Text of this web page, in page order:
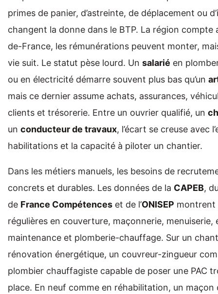
primes de panier, d’astreinte, de déplacement ou
changent la donne dans le BTP. La région compte
de-France, les rémunérations peuvent monter,
vie suit. Le statut pèse lourd. Un salarié en
ou en électricité démarre souvent plus bas qu’un
mais ce dernier assume achats, assurances,
clients et trésorerie. Entre un ouvrier qualifié, un
un conducteur de travaux, l’écart se creuse avec
habilitations et la capacité à piloter un chantier.
Dans les métiers manuels, les besoins de
concrets et durables. Les données de la CAPEB,
de France Compétences et de l’ONISEP montrent
régulières en couverture, maçonnerie, menuiserie,
maintenance et plomberie-chauffage. Sur un
rénovation énergétique, un couvreur-zingueur
plombier chauffagiste capable de poser une PAC
place. En neuf comme en réhabilitation, un